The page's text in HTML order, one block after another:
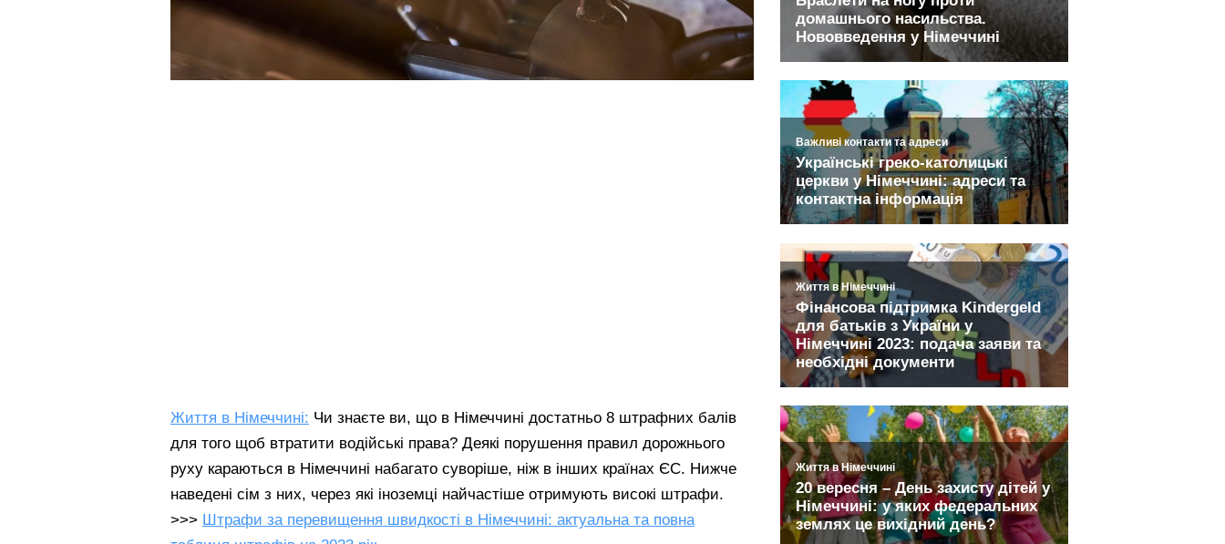
Життя в Німеччині: Чи знаєте ви, що в Німеччині достатньо 8 штрафних балів
для того щоб втратити водійські права? Деякі порушення правил дорожнього
руху караються в Німеччині набагато суворіше, ніж в інших країнах ЄС. Нижче
наведені сім з них, через які іноземці найчастіше отримують високі штрафи.
>>> Штрафи за перевищення швидкості в Німеччині: актуальна та повна